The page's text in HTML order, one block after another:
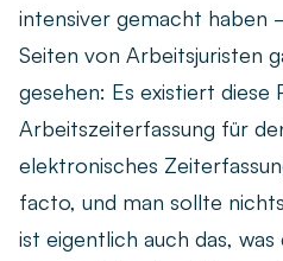
intensiver gemacht haben
Seiten von Arbeitsjuristen
gesehen: Es existiert diese
Arbeitszeiterfassung für
elektronisches
facto, und man sollte
ist eigentlich auch das,